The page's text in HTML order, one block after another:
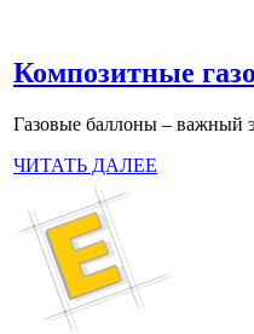
Композитные
Газовые баллоны – важный
ЧИТАТЬ ДАЛЕЕ